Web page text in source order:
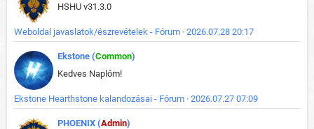
HSHU v31.3.0
Weboldal javaslatok/észrevételek - Fórum · 2026.07.28 20:17
Ekstone (Common)
Kedves Naplóm!
Ekstone Hearthstone kalandozásai - Fórum · 2026.07.27 07:09
PHOENIX (Admin)